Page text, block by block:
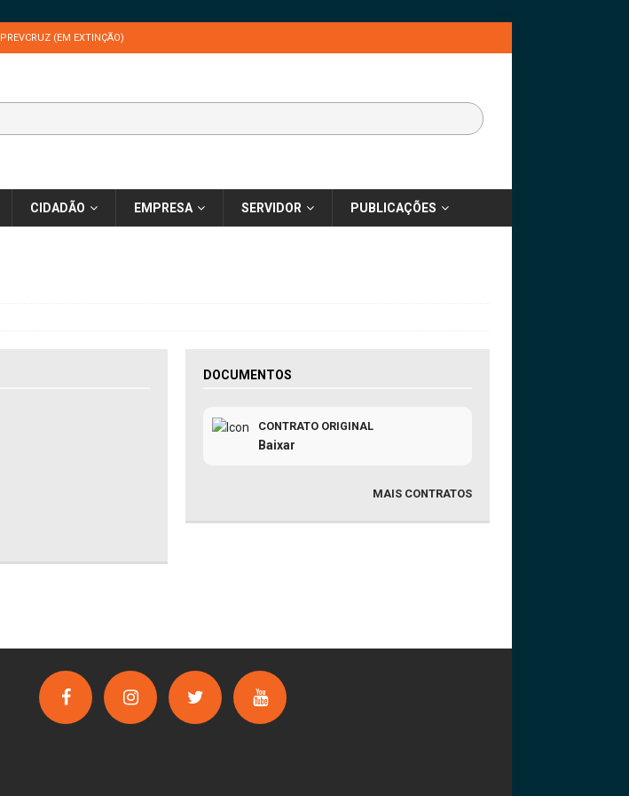
PREVCRUZ (EM EXTINÇÃO)
CIDADÃO EMPRESA SERVIDOR PUBLICAÇÕES
DOCUMENTOS
CONTRATO ORIGINAL
Baixar
MAIS CONTRATOS